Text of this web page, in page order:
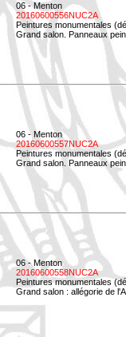
06 - Menton
20160600556NUC2A
Peintures monumentales
Grand salon. Panneaux
06 - Menton
20160600557NUC2A
Peintures monumentales
Grand salon. Panneaux
06 - Menton
20160600558NUC2A
Peintures monumentales
Grand salon : allégorie de